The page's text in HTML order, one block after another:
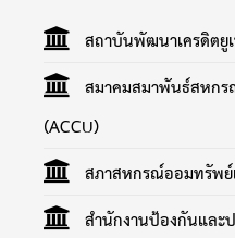
สถาบันพัฒนาเครดิตยู
สมาคมสมาพันธ์สหกร
(ACCU)
สภาสหกรณ์ออมทรัพย์
สำนักงานป้องกันและ